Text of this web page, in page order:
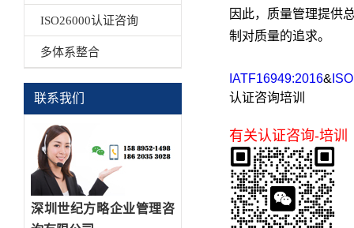
ISO26000认证咨询
多体系整合
联系我们
深圳世纪方略企业管理咨
因此，质量管理提供
制对质量的追求。
IATF16949:2016&
认证咨询培训
有关认证咨询-培训